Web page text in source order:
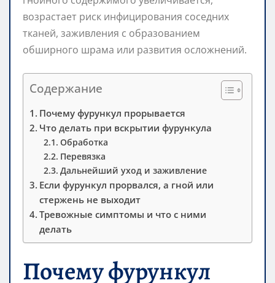
возрастает риск инфицирования соседних
тканей, заживления с образованием
обширного шрама или развития осложнений.
Содержание
Почему фурункул прорывается
Что делать при вскрытии фурункула
Обработка
Перевязка
Дальнейший уход и заживление
Если фурункул прорвался, а гной или
стержень не выходит
Тревожные симптомы и что с ними
делать
Почему фурункул